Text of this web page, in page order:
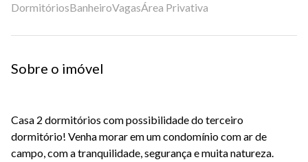
DormitóriosBanheiroVagasÁrea Privativa
Sobre o imóvel
Casa 2 dormitórios com possibilidade do terceiro
dormitório! Venha morar em um condomínio com ar de
campo, com a tranquilidade, segurança e muita natureza.